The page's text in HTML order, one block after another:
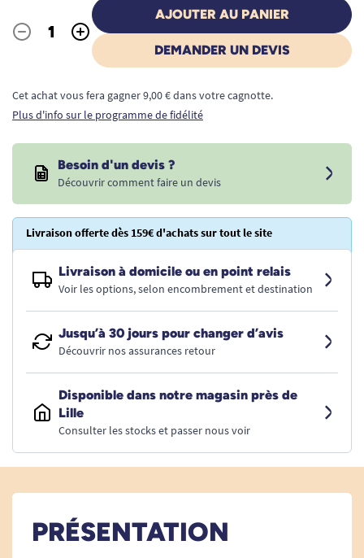
Quantité
- +
AJOUTER AU PANIER
DEMANDER UN DEVIS
Cet achat vous fera gagner 9,00 € dans votre cagnotte.
Plus d'info sur le programme de fidélité
Besoin d'un devis ?
Découvrir comment faire un devis
Livraison offerte dès 159€ d'achats sur tout le site
Livraison à domicile ou en point relais
Voir les options, selon encombrement et destination
Jusqu’à 30 jours pour changer d’avis
Découvrir nos assurances retour
Disponible dans notre magasin près de
Lille
Consulter les stocks et passer nous voir
PRÉSENTATION